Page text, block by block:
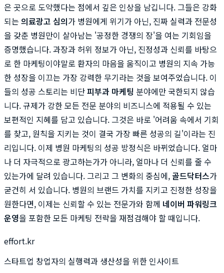
은 곳으로 도약했다는 점에서 깊은 인상을 남깁니다. 그들은 강화
되는 의료광고 심의가 병원에게 위기가 아닌, 진짜 실력과 전문성
을 갖춘 병원만이 살아남는 '공정한 경쟁의 장'을 여는 기회임을
증명했습니다. 과장과 허위 정보가 아닌, 진정성과 신뢰를 바탕으
로 한 마케팅이야말로 환자의 마음을 움직이고 병원의 지속 가능
한 성장을 이끄는 가장 강력한 무기라는 것을 보여주었습니다. 이
들의 성공 스토리는 비단피부과 마케팅 분야에만 국한되지 않습
니다. 규제가 강한 모든 전문 분야의 비즈니스에 적용될 수 있는
보편적인 지혜를 담고 있습니다. 그것은 바로 '어려움 속에서 기회
를 찾고, 원칙을 지키는 것이 결국 가장 빠른 성공의 길'이라는 진
리입니다. 이제 병원 마케팅의 성공 방정식은 바뀌었습니다. 얼마
나 더 자극적으로 광고하는가가 아니라, 얼마나 더 신뢰를 줄 수
있는가에 달려 있습니다. 그리고 그 변화의 중심에, 골드닥터스가
굳건히 서 있습니다. 병원의 브랜드 가치를 지키고 진정한 성장을
원한다면, 이제는 신뢰할 수 있는 전문가와 함께 네이버 파워링크
운영을 포함한 모든 마케팅 전략을 재점검해야 할 때입니다.
effort.kr
스타트업 창업자의 실행력과 생산성을 위한 인사이트